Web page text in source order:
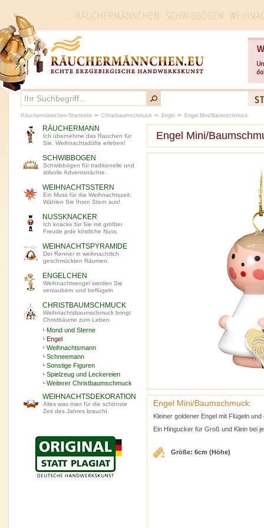
Engel Mini/
Engel Mini/Baumschmuck:
Kleiner goldener Engel mit Flügeln
Ein Hingucker für Groß und Klein bei
Größe: 6cm (Höhe)
RÄUCHERMANN
Ich übernehme das Rauchen für
Sie. Weihnachtsdüfte erleben!
SCHWIBBOGEN
Schwibbögen für traditionelle und
stilvolle Adventsnächte.
WEIHNACHTSSTERN
Ein Muss für die Weihnachtszeit.
Wählen Sie Ihren Stern aus!
NUSSKNACKER
Ich knacke für Sie mit größter
Freude jede köstliche Nuss.
WEIHNACHTSPYRAMIDE
Der Renner in weihnachtlich
geschmückten Räumen.
ENGELCHEN
Weihnachtsengel werden Sie
verzaubern und beflügeln
CHRISTBAUMSCHMUCK
Weihnachtsbaumschmuck bringt
Christbäume zum Leben
Mond und Sterne
Engel
Weihnachtsmann
Schneemann
Sonstige Figuren
Spielzeug und Leckereien
Weiterer Christbaumschmuck
WEIHNACHTSDEKORATION
Alles was man für die schönste
Zeit des Jahres braucht.
Räuchermännchen-Startseite Christbaumschmuck Engel Engel Mini/Baumschmuck